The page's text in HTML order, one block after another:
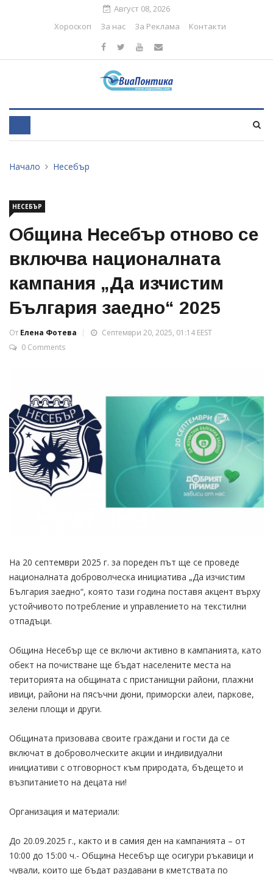
Август 08, 2026
Хороскоп
За нас За Реклама Контакти
Начало Несебър
НЕСЕБЪР
Община Несебър отново се
включва националната
кампания „Да изчистим
България заедно“ 2025
От Елена Фотева
Септември 20, 2025, 01:14 EEST
0 Comments
На 20 септември 2025 г. за пореден път ще се проведе
националната доброволческа инициатива „Да изчистим
България заедно“, която тази година поставя акцент върху
устойчивото потребление и управлението на текстилни
отпадъци.
Община Несебър ще се включи активно в кампанията, като
обект на почистване ще бъдат населените места на
територията на общината с пристанищни райони, плажни
ивици, райони на пясъчни дюни, приморски алеи, паркове,
зелени площи и други.
Общината призовава своите граждани и гости да се
включат в доброволческите акции и индивидуални
инициативи с отговорност към природата, бъдещето и
възпитанието на децата ни!
Организация и материали:
До 20.09.2025 г., както и в самия ден на кампанията – от
10:00 до 15:00 ч.- Община Несебър ще осигури ръкавици и
чували, които ще бъдат раздавани в кметствата по